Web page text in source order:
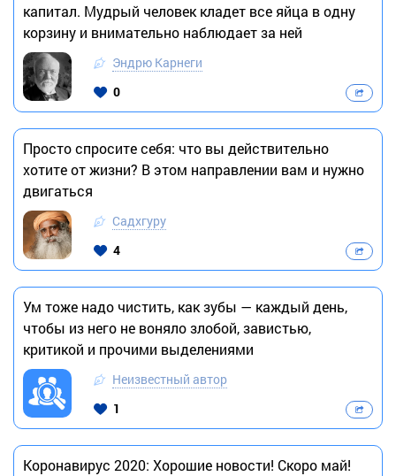
капитал. Мудрый человек кладет все яйца в одну
корзину и внимательно наблюдает за ней
Эндрю Карнеги
0
Просто спросите себя: что вы действительно
хотите от жизни? В этом направлении вам и нужно
двигаться
Садхгуру
4
Ум тоже надо чистить, как зубы — каждый день,
чтобы из него не воняло злобой, завистью,
критикой и прочими выделениями
Неизвестный автор
1
Коронавирус 2020: Хорошие новости! Скоро май!